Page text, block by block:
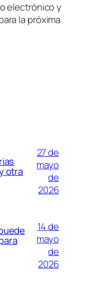
electrónico y
la próxima
otra
27 de
mayo
de
2026
14 de
mayo
de
2026